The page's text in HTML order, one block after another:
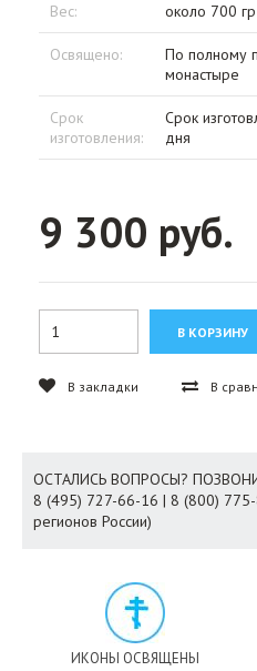
Вес: около 700 гр
Освящено:
По полному
монастыре
Срок
изготовления:
Срок
дня
9 300 руб.
В закладки В
ОСТАЛИСЬ ВОПРОСЫ?
8 (495) 727-66-16 | 8 (800) 775-
регионов России)
ИКОНЫ ОСВЯЩЕНЫ